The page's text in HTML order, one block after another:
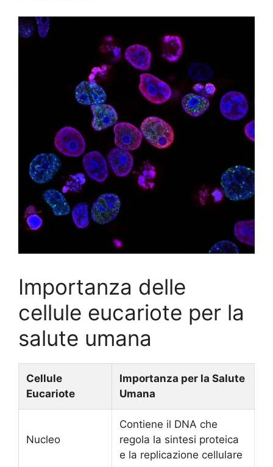
Importanza delle
cellule eucariote per la
salute umana
Cellule
Eucariote
Importanza per la Salute
Umana
Nucleo
Contiene il DNA che
regola la sintesi proteica
e la replicazione cellulare